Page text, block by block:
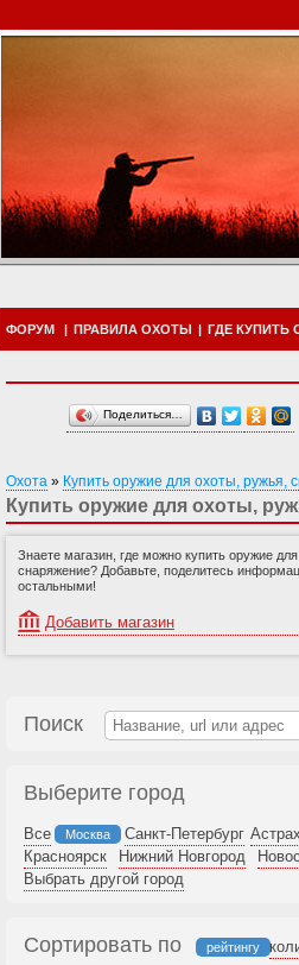
ФОРУМ | ПРАВИЛА ОХОТЫ | ГДЕ КУПИТЬ
Поделиться…
Охота » Купить оружие для охоты, ружья,
Купить оружие для охоты,
Знаете магазин, где можно купить оружие
снаряжение? Добавьте, поделитесь
остальными!
Добавить магазин
Поиск
Выберите город
Все Москва Санкт-Петербург
Красноярск
Нижний Новгород
Выбрать другой город
Сортировать по рейтингу